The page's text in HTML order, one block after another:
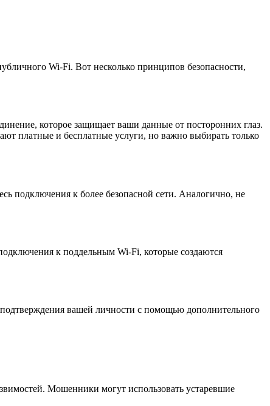
Wi-Fi. Вот несколько принципов безопасности,
которое защищает ваши данные от посторонних глаз.
платные и бесплатные услуги, но важно выбирать только
подключения к более безопасной сети. Аналогично, не
к поддельным Wi-Fi, которые создаются
вашей личности с помощью дополнительного
Мошенники могут использовать устаревшие